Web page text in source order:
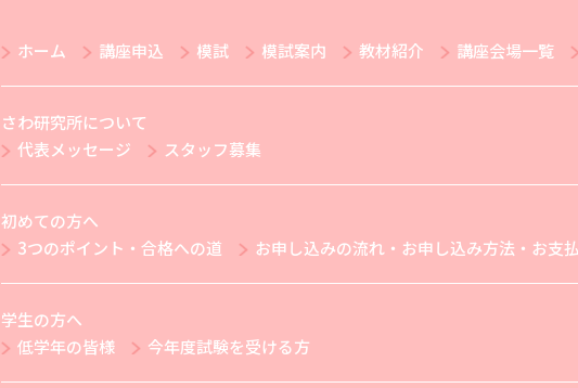
ホーム 講座申込 模試 模試案内 教材紹介 講座会場一覧
さわ研究所について
代表メッセージ
スタッフ募集
初めての方へ
3つのポイント・合格への道
お申し込みの流れ・お申し込み方法・お支
学生の方へ
低学年の皆様
今年度試験を受ける方